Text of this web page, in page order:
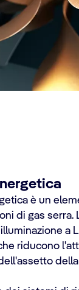
è un
di gas
a
riducono